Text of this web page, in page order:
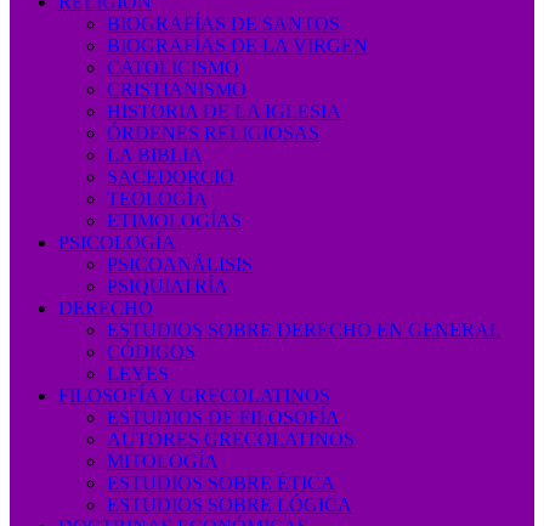
BIOGRAFÍAS DE SANTOS
BIOGRAFÍAS DE LA VIRGEN
CATOLICISMO
CRISTIANISMO
HISTORIA DE LA IGLESIA
ÓRDENES RELIGIOSAS
LA BIBLIA
SACEDORCIO
TEOLOGÍA
ETIMOLOGÍAS
PSICOLOGÍA
PSICOANÁLISIS
PSIQUIATRÍA
DERECHO
ESTUDIOS SOBRE DERECHO EN GENERAL
CÓDIGOS
LEYES
FILOSOFÍA Y GRECOLATINOS
ESTUDIOS DE FILOSOFÍA
AUTORES GRECOLATINOS
MITOLOGÍA
ESTUDIOS SOBRE ÉTICA
ESTUDIOS SOBRE LÓGICA